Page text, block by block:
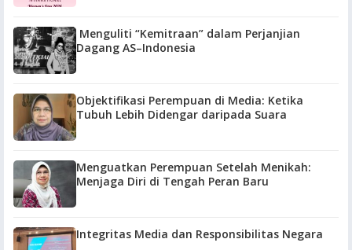
Menguliti “Kemitraan” dalam Perjanjian
Dagang AS–Indonesia
Objektifikasi Perempuan di Media: Ketika
Tubuh Lebih Didengar daripada Suara
Menguatkan Perempuan Setelah Menikah:
Menjaga Diri di Tengah Peran Baru
Integritas Media dan Responsibilitas Negara